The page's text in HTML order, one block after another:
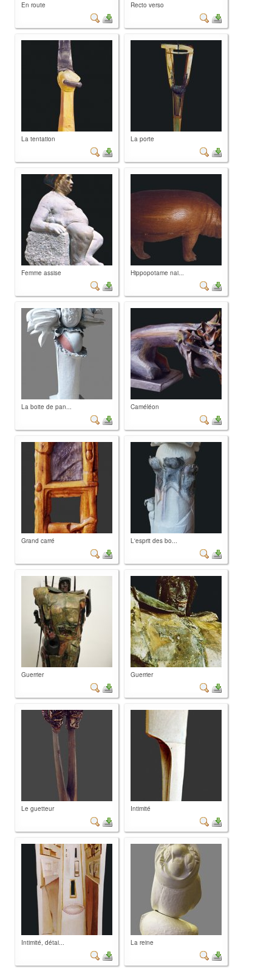
En route Recto verso
La tentation La porte
Femme assise Hippopotame nai...
La boite de pan... Caméléon
Grand carré L'esprit des bo...
Guerrier Guerrier
Le guetteur Intimité
Intimité, détai... La reine